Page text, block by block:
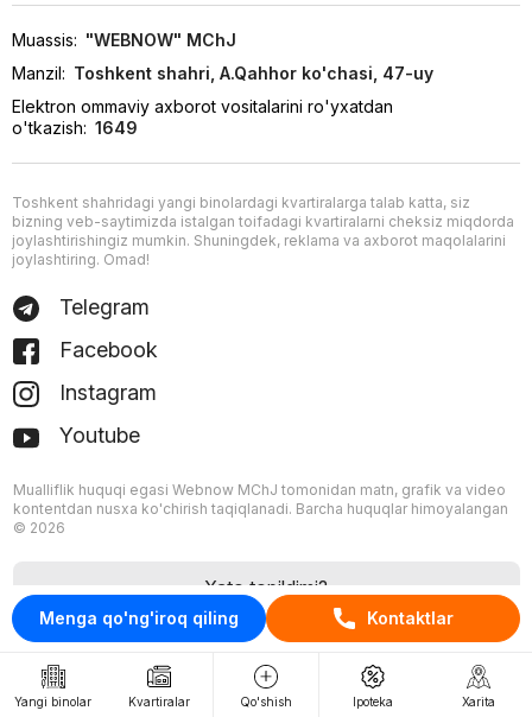
Menga qo'ng'iroq qiling Kontaktlar
Yangi binolar Kvartiralar Qo'shish Ipoteka Xarita
Muassis: "WEBNOW" MChJ
Manzil: Toshkent shahri, A.Qahhor ko'chasi, 47-uy
Elektron ommaviy axborot vositalarini ro'yxatdan
o'tkazish: 1649
Toshkent shahridagi yangi binolardagi kvartiralarga talab katta, siz
bizning veb-saytimizda istalgan toifadagi kvartiralarni cheksiz miqdorda
joylashtirishingiz mumkin. Shuningdek, reklama va axborot maqolalarini
joylashtiring. Omad!
Telegram
Facebook
Instagram
Youtube
Mualliflik huquqi egasi Webnow MChJ tomonidan matn, grafik va video
kontentdan nusxa ko'chirish taqiqlanadi. Barcha huquqlar himoyalangan
© 2026
Xato topildimi?